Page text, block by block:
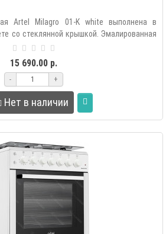
Artel Milagro 01-K white выполнена в
со стеклянной крышкой. Эмалированная
15 690.00 р.
- +
Нет в наличии